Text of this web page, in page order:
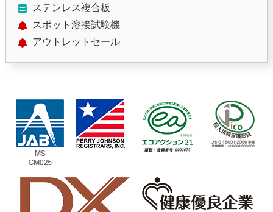
ステンレス複合板
スポット溶接試験機
アウトレットセール